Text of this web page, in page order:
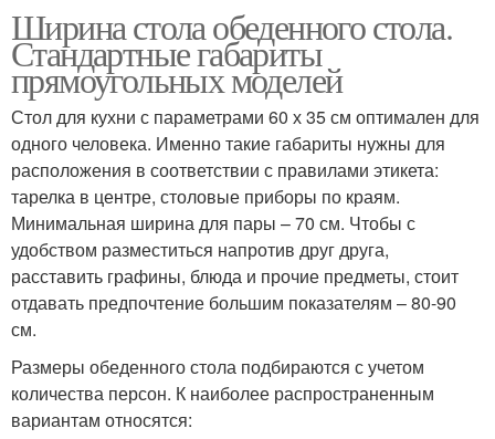
Ширина стола обеденного стола.
Стандартные габариты
прямоугольных моделей
Стол для кухни с параметрами 60 х 35 см оптимален для
одного человека. Именно такие габариты нужны для
расположения в соответствии с правилами этикета:
тарелка в центре, столовые приборы по краям.
Минимальная ширина для пары – 70 см. Чтобы с
удобством разместиться напротив друг друга,
расставить графины, блюда и прочие предметы, стоит
отдавать предпочтение большим показателям – 80-90
см.
Размеры обеденного стола подбираются с учетом
количества персон. К наиболее распространенным
вариантам относятся: